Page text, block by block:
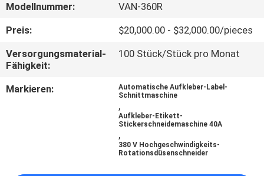
SHOW
ÜBER
UNS
WERKSBESICHTIGUNG
QUALITÄTSKONTROLLE
Modellnummer:
VAN-360R
Preis:
$20,000.00 - $32,000.00/pieces
Versorgungsmaterial-
Fähigkeit:
100 Stück/Stück pro Monat
Markieren:
Automatische Aufkleber-Label-
Schnittmaschine
,
Aufkleber-Etikett-
Stickerschneidemaschine 40A
,
380 V Hochgeschwindigkeits-
Rotationsdüsenschneider